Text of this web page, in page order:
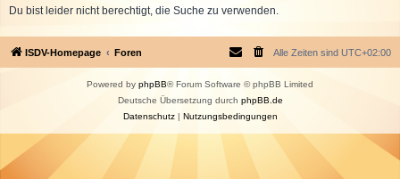
Du bist leider nicht berechtigt, die Suche zu verwenden.
ISDV-Homepage Foren Alle Zeiten sind UTC+02:00
Powered by phpBB® Forum Software © phpBB Limited
Deutsche Übersetzung durch phpBB.de
Datenschutz| Nutzungsbedingungen